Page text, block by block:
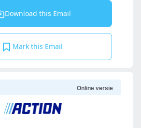
Download this Email
Mark this Email